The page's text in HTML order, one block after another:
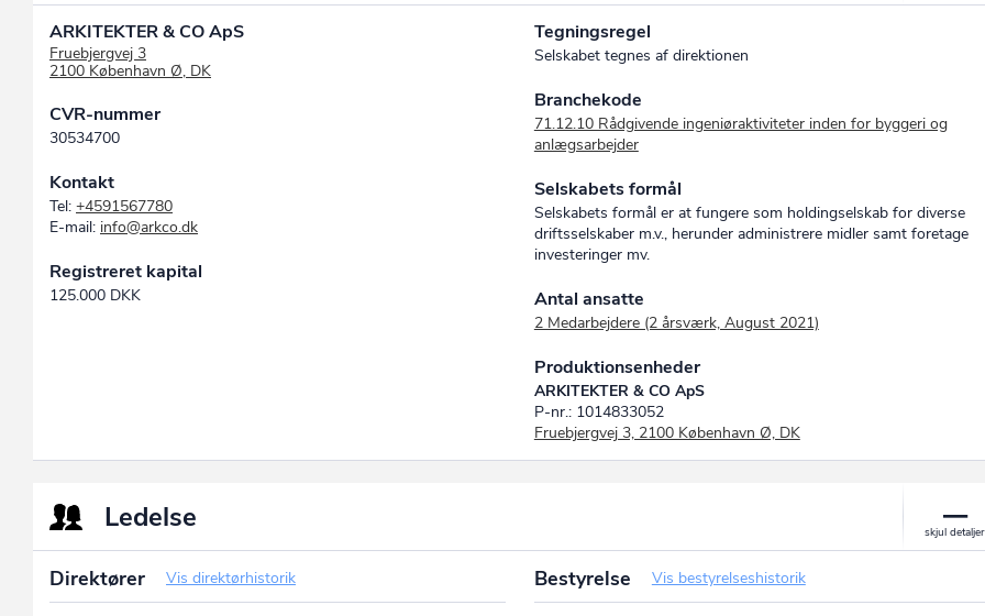
ARKITEKTER & CO ApS
Fruebjergvej 3
2100 København Ø, DK
CVR-nummer
30534700
Kontakt
Tel: +4591567780
E-mail: info@arkco.dk
Registreret kapital
125.000 DKK
Tegningsregel
Selskabet tegnes af direktionen
Branchekode
71.12.10 Rådgivende ingeniøraktiviteter inden for byggeri og
anlægsarbejder
Selskabets formål
Selskabets formål er at fungere som holdingselskab for diverse
driftsselskaber m.v., herunder administrere midler samt foretage
investeringer mv.
Antal ansatte
2 Medarbejdere (2 årsværk, August 2021)
Produktionsenheder
ARKITEKTER & CO ApS
P-nr.: 1014833052
Fruebjergvej 3, 2100 København Ø, DK
Ledelse
Direktører Vis direktørhistorik Bestyrelse Vis bestyrelseshistorik